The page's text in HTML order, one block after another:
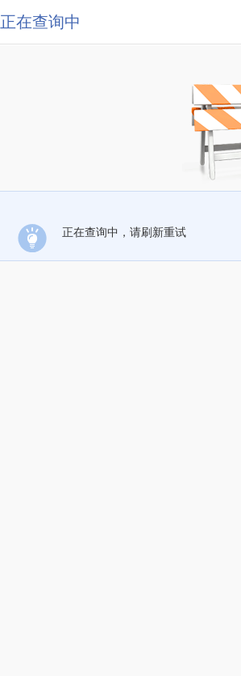
正在查询中
正在查询中，请刷新重试